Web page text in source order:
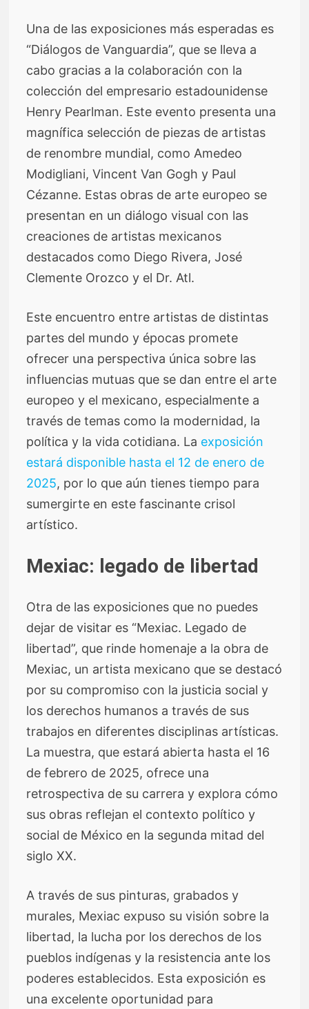
Una de las exposiciones más esperadas es
“Diálogos de Vanguardia”, que se lleva a
cabo gracias a la colaboración con la
colección del empresario estadounidense
Henry Pearlman. Este evento presenta una
magnífica selección de piezas de artistas
de renombre mundial, como Amedeo
Modigliani, Vincent Van Gogh y Paul
Cézanne. Estas obras de arte europeo se
presentan en un diálogo visual con las
creaciones de artistas mexicanos
destacados como Diego Rivera, José
Clemente Orozco y el Dr. Atl.
Este encuentro entre artistas de distintas
partes del mundo y épocas promete
ofrecer una perspectiva única sobre las
influencias mutuas que se dan entre el arte
europeo y el mexicano, especialmente a
través de temas como la modernidad, la
política y la vida cotidiana. La exposición
estará disponible hasta el 12 de enero de
2025, por lo que aún tienes tiempo para
sumergirte en este fascinante crisol
artístico.
Mexiac: legado de libertad
Otra de las exposiciones que no puedes
dejar de visitar es “Mexiac. Legado de
libertad”, que rinde homenaje a la obra de
Mexiac, un artista mexicano que se destacó
por su compromiso con la justicia social y
los derechos humanos a través de sus
trabajos en diferentes disciplinas artísticas.
La muestra, que estará abierta hasta el 16
de febrero de 2025, ofrece una
retrospectiva de su carrera y explora cómo
sus obras reflejan el contexto político y
social de México en la segunda mitad del
siglo XX.
A través de sus pinturas, grabados y
murales, Mexiac expuso su visión sobre la
libertad, la lucha por los derechos de los
pueblos indígenas y la resistencia ante los
poderes establecidos. Esta exposición es
una excelente oportunidad para